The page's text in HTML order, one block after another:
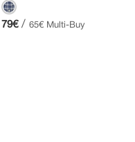
79€ / 65€ Multi-Buy